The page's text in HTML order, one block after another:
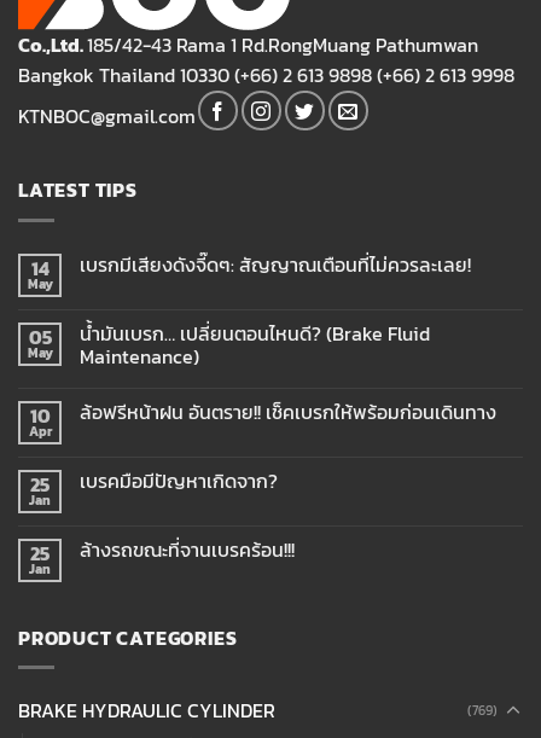
Co.,Ltd.185/42-43 Rama 1 Rd.RongMuang Pathumwan
Bangkok Thailand 10330 (+66) 2 613 9898 (+66) 2 613 9998
KTNBOC@gmail.com
LATEST TIPS
14
May
เบรกมีเสียงดังจี๊ดๆ: สัญญาณเตือนที่ไม่ควรละเลย!
05
May
น้ำมันเบรก… เปลี่ยนตอนไหนดี? (Brake Fluid
Maintenance)
10
Apr
ล้อฟรีหน้าฝน อันตราย!! เช็คเบรกให้พร้อมก่อนเดินทาง
25
Jan
เบรคมือมีปัญหาเกิดจาก?
25
Jan
ล้างรถขณะที่จานเบรคร้อน!!!
PRODUCT CATEGORIES
BRAKE HYDRAULIC CYLINDER (769)